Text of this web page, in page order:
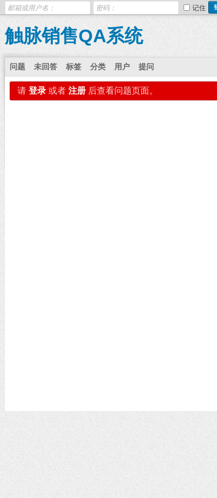
记住
触脉销售QA系统
问题 未回答 标签 分类 用户 提问
请 登录 或者 注册 后查看问题页面。